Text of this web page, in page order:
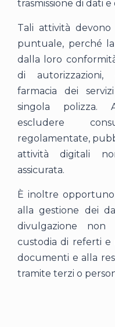
trasmissione di dati
Tali attività
puntuale, perché
dalla loro
di autorizzazioni,
farmacia dei
singola polizza.
escludere
regolamentate,
attività digitali
assicurata.
È inoltre
alla gestione dei
divulgazione
custodia di referti e
documenti e alla
tramite terzi o